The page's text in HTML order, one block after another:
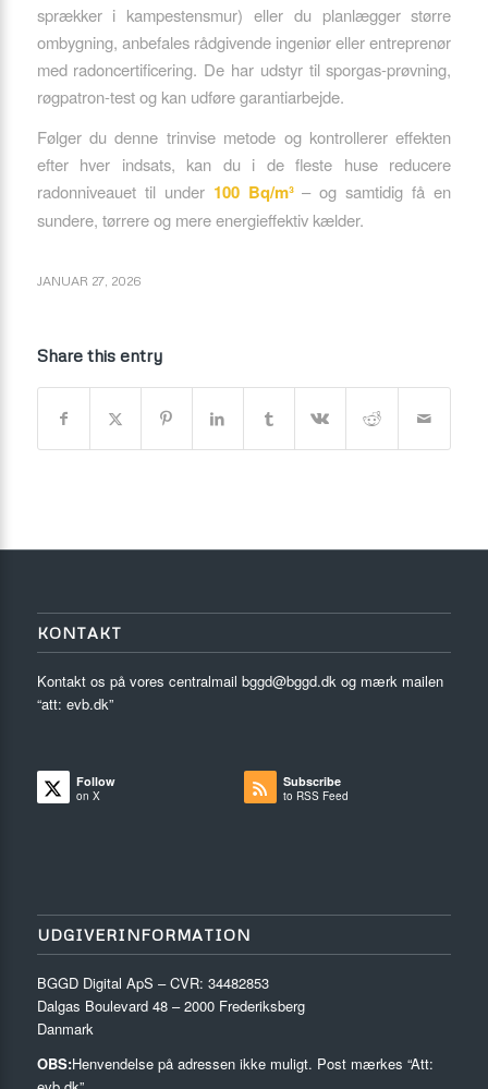
sprækker i kampestensmur) eller du planlægger større
ombygning, anbefales rådgivende ingeniør eller entreprenør
med radoncertificering. De har udstyr til sporgas-prøvning,
røgpatron-test og kan udføre garantiarbejde.
Følger du denne trinvise metode og kontrollerer effekten
efter hver indsats, kan du i de fleste huse reducere
radonniveauet til under 100 Bq/m³– og samtidig få en
sundere, tørrere og mere energieffektiv kælder.
JANUAR 27, 2026
Share this entry
KONTAKT
Kontakt os på vores centralmail bggd@bggd.dkog mærk mailen
“att: evb.dk”
Follow
on X
Subscribe
to RSS Feed
UDGIVERINFORMATION
BGGD Digital ApS – CVR: 34482853
Dalgas Boulevard 48 – 2000 Frederiksberg
Danmark
OBS:Henvendelse på adressen ikke muligt. Post mærkes “Att: